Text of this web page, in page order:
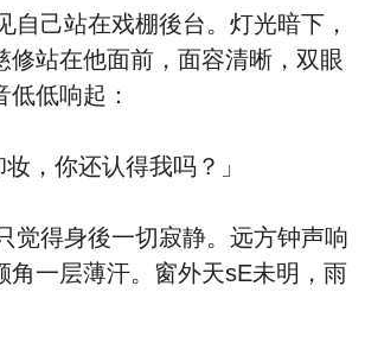
己站在戏棚後台。灯光暗下，
修站在他面前，面容清晰，双眼
低响起：
，你还认得我吗？」
得身後一切寂静。远方钟声响
角一层薄汗。窗外天sE未明，雨